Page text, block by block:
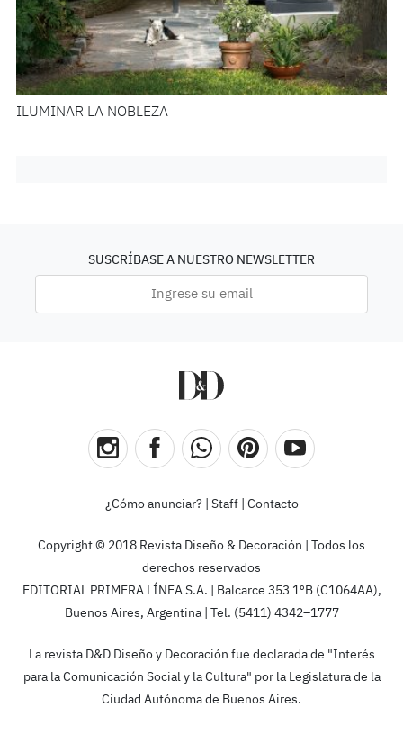
ILUMINAR LA NOBLEZA
SUSCRÍBASE A NUESTRO NEWSLETTER
¿Cómo anunciar? Staff| Contacto
Copyright © 2018 Revista Diseño & Decoración | Todos los
derechos reservados
EDITORIAL PRIMERA LÍNEA S.A. | Balcarce 353 1ºB (C1064AA),
Buenos Aires, Argentina | Tel. (5411) 4342–1777
La revista D&D Diseño y Decoración fue declarada de "Interés
para la Comunicación Social y la Cultura" por la Legislatura de la
Ciudad Autónoma de Buenos Aires.